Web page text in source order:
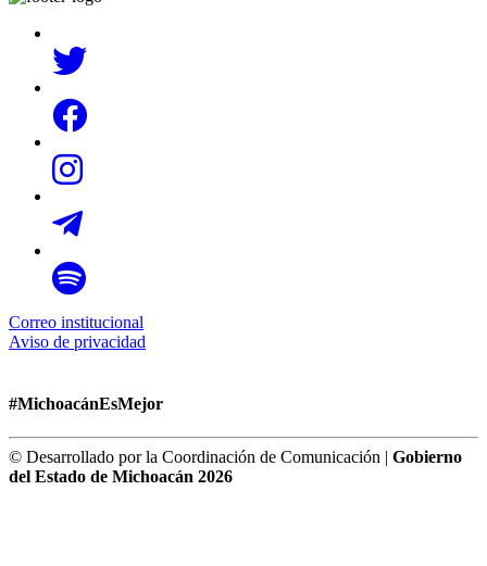
Correo institucional
Aviso de privacidad
#MichoacánEsMejor
© Desarrollado por la Coordinación de Comunicación | Gobierno
del Estado de Michoacán 2026